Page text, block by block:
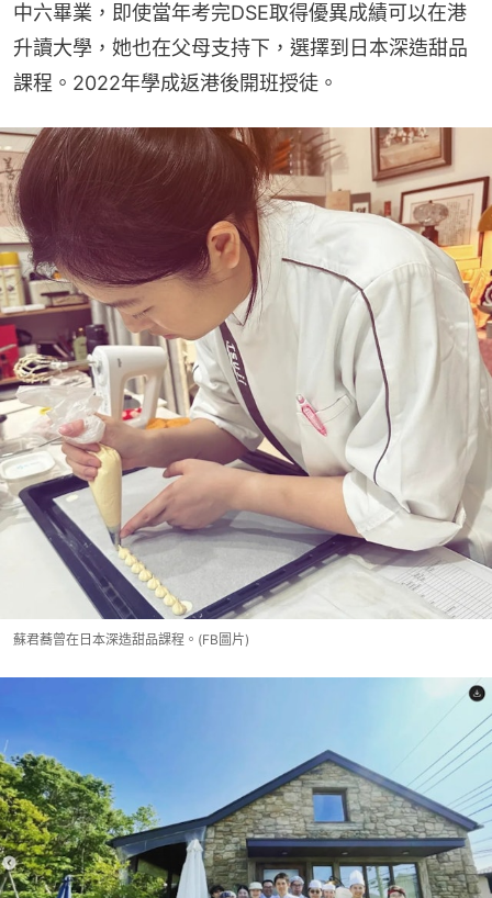
中六畢業，即使當年考完DSE取得優異成績可以在港
升讀大學，她也在父母支持下，選擇到日本深造甜品
課程。2022年學成返港後開班授徒。
蘇君蕎曾在日本深造甜品課程。(FB圖片)